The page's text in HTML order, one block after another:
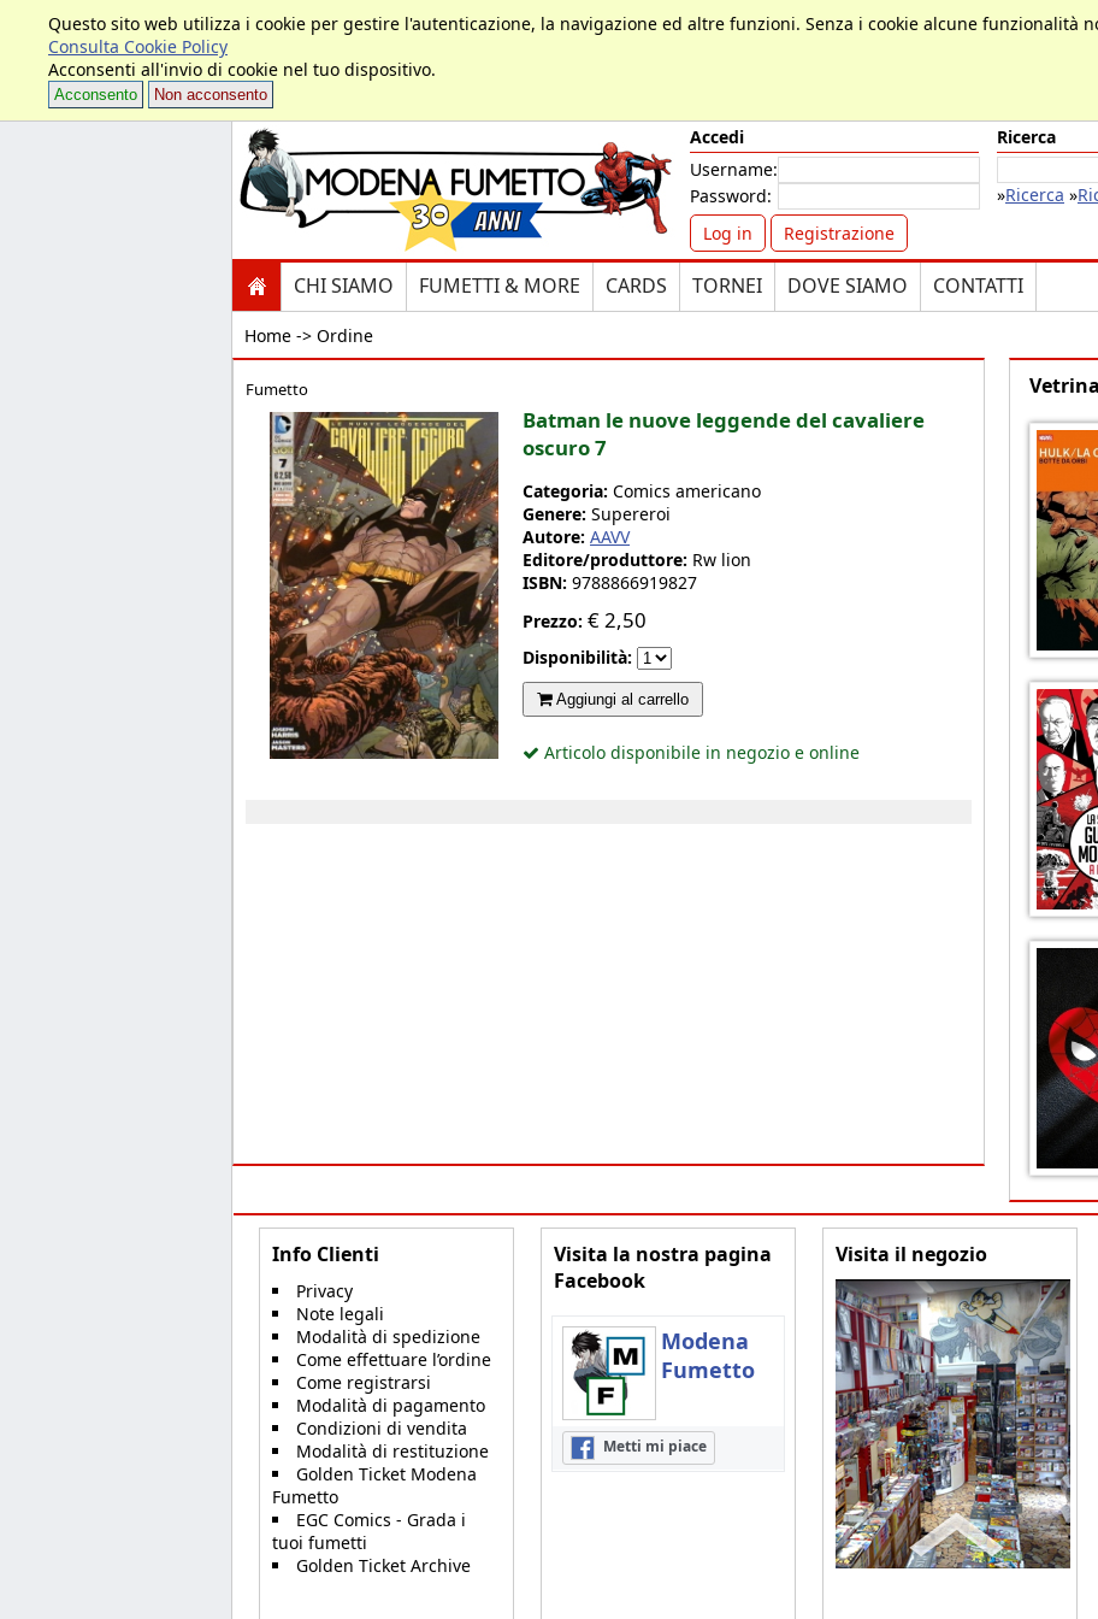
Questo sito web utilizza i cookie per gestire l'autenticazione, la navigazione ed altre funzioni. Senza i cookie alcune funzionalità
Consulta Cookie Policy
Acconsenti all'invio di cookie nel tuo dispositivo.
Acconsento Non acconsento
Accedi
Username:
Password:
Log in
Registrazione
Ricerca
»Ricerca »
CHI SIAMO FUMETTI & MORE CARDS TORNEI DOVE SIAMO CONTATTI
Home -> Ordine
Fumetto
Batman le nuove leggende del cavaliere
oscuro 7
Categoria: Comics americano
Genere: Supereroi
Autore: AAVV
Editore/produttore: Rw lion
ISBN: 9788866919827
Prezzo: €2,50
Disponibilità:
Aggiungi al carrello
Articolo disponibile in negozio e online
Info Clienti
Privacy
Note legali
Modalità di spedizione
Come effettuare l’ordine
Come registrarsi
Modalità di pagamento
Condizioni di vendita
Modalità di restituzione
Golden Ticket Modena
Fumetto
EGC Comics - Grada i
tuoi fumetti
Golden Ticket Archive
Visita la nostra pagina
Facebook
Modena
Fumetto
Metti mi piace
Visita il negozio